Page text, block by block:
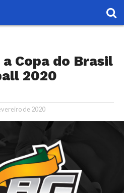
a Copa do Brasil
2020
de 2020